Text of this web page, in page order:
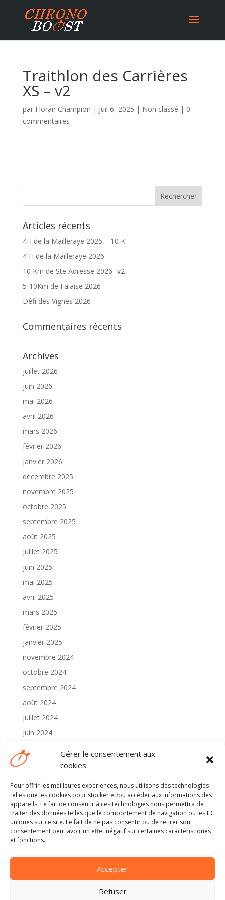
Gérer le consentement aux
cookies
Pour offrir les meilleures expériences, nous utilisons des technologies
telles que les cookies pour stocker et/ou accéder aux informations des
appareils. Le fait de consentir à ces technologies nous permettra de
traiter des données telles que le comportement de navigation ou les ID
uniques sur ce site. Le fait de ne pas consentir ou de retirer son
consentement peut avoir un effet négatif sur certaines caractéristiques
et fonctions.
Accepter
Refuser
Traithlon des Carrières
XS – v2
par Floran Champion | Juil 6, 2025 | Non classé | 0
commentaires
Articles récents
4H de la Mailleraye 2026 – 10 K
4 H de la Mailleraye 2026
10 Km de Ste Adresse 2026 -v2
5-10Km de Falaise 2026
Défi des Vignes 2026
Commentaires récents
Archives
juillet 2026
juin 2026
mai 2026
avril 2026
mars 2026
février 2026
janvier 2026
décembre 2025
novembre 2025
octobre 2025
septembre 2025
août 2025
juillet 2025
juin 2025
mai 2025
avril 2025
mars 2025
février 2025
janvier 2025
novembre 2024
octobre 2024
septembre 2024
août 2024
juillet 2024
juin 2024
mai 2024
avril 2024
Catégories
2024
Non classé
Méta
Connexion